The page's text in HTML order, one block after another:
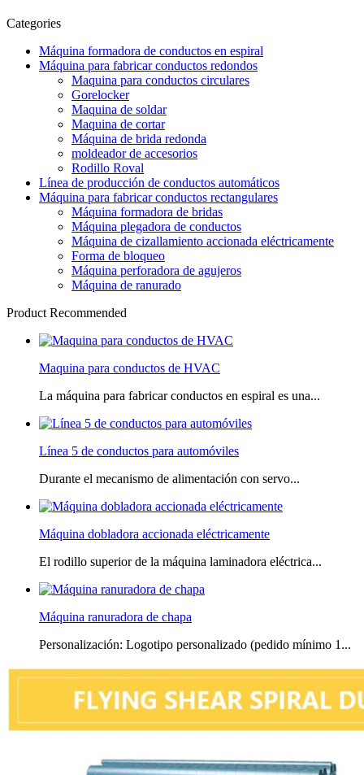
Categories
Máquina formadora de conductos en espiral
Máquina para fabricar conductos redondos
Maquina para conductos circulares
Gorelocker
Maquina de soldar
Maquina de cortar
Máquina de brida redonda
moldeador de accesorios
Rodillo Roval
Línea de producción de conductos automáticos
Máquina para fabricar conductos rectangulares
Máquina formadora de bridas
Máquina plegadora de conductos
Máquina de cizallamiento accionada eléctricamente
Forma de bloqueo
Máquina perforadora de agujeros
Máquina de ranurado
Product Recommended
Maquina para conductos de HVAC
La máquina para fabricar conductos en espiral es una...
Línea 5 de conductos para automóviles
Durante el mecanismo de alimentación con servo...
Máquina dobladora accionada eléctricamente
El rodillo superior de la máquina laminadora eléctrica...
Máquina ranuradora de chapa
Personalización: Logotipo personalizado (pedido mínimo 1...